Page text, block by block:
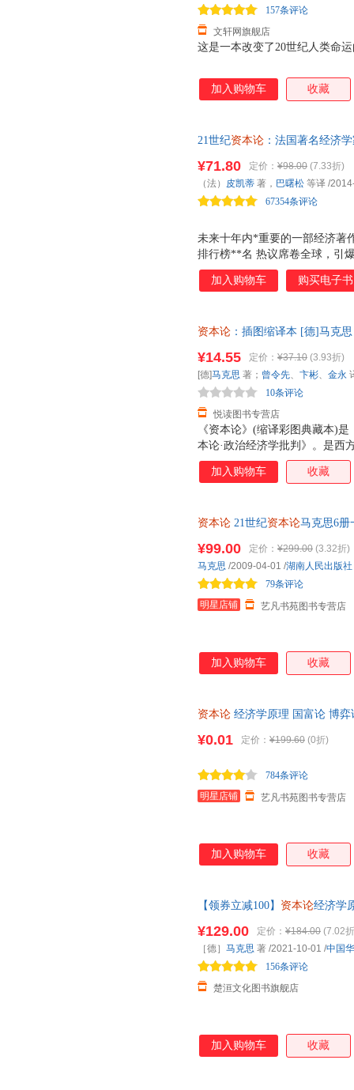
这是一本改变了20世纪人类命
文轩网旗舰店
157条评论
加入购物车 收藏
21世纪资本论 ：法国著名经济
美国家的财富收入做了详尽探
十年来，不平等现象已经扩大
未来十年内*重要的一部经济著
排行榜**名 热议席卷全球，引
伯特 索洛 鼎力推荐 ◎ 热爆全
册，未来十年内*重要的一部
圈疯狂传阅 如何假装读过《21
面、快速、透彻把握原书观点
的起源
¥71.80 定价： ¥98.00 (7.33折)
67354条评论
（法） 皮凯蒂 著， 巴曙松 等译 /
加入购物车 购买电子书
资本论 ：插图缩译本 [德]马克
《资本论》(缩译彩图典藏本)
本论·政治经济学批判》。是
马克思经济学说中最主要的著
更是研究资本主义社会经济形
程。他认为，所有哲学家所做
¥14.55 定价： ¥37.10 (3.93折)
悦读图书专营店
10条评论
[德]马克思 著； 曾令先、 卞彬、 金永
加入购物车 收藏
资本论 21世纪资本论马克思6册
¥99.00 定价： ¥299.00 (3.32折)
明星店铺 艺凡书苑图书专营店
79条评论
马克思 /2009-04-01 /湖南人民出版社
加入购物车 收藏
资本论 经济学原理 国富论 博
¥0.01 定价： ¥199.60 (0折)
明星店铺 艺凡书苑图书专营店
784条评论
加入购物车 收藏
【领券立减100】 资本论经济学
¥129.00 定价： ¥184.00 (7.02
楚洹文化图书旗舰店
156条评论
［德］ 马克思 著 /2021-10-01 /中国
加入购物车 收藏